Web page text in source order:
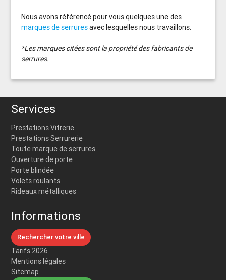
Nous avons référencé pour vous quelques une des
marques de serruresavec lesquelles nous travaillons.
*Les marques citées sont la propriété des fabricants de
serrures.
Services
Prestations Vitrerie
Prestations Serrurerie
Toute marque de serrures
Ouverture de porte
Porte blindée
Volets roulants
Rideaux métalliques
Informations
Rechercher votre ville
Tarifs 2026
Mentions légales
Sitemap